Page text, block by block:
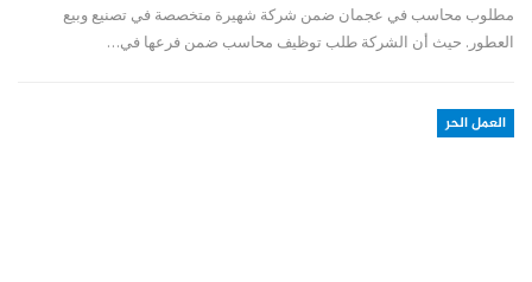
مطلوب محاسب في عجمان ضمن شركة شهيرة متخصصة في تصنيع وبيع
العطور. حيث أن الشركة طلب توظيف محاسب ضمن فرعها في…
العمل الحر